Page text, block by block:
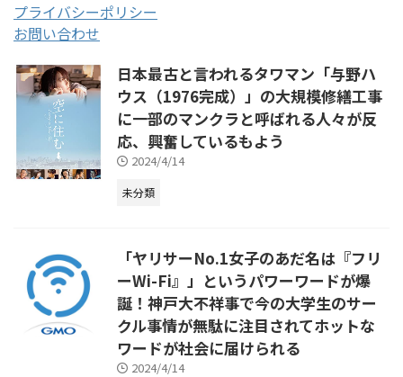
プライバシーポリシー
お問い合わせ
日本最古と言われるタワマン「与野ハ
ウス（1976完成）」の大規模修繕工事
に一部のマンクラと呼ばれる人々が反
応、興奮しているもよう
2024/4/14
未分類
「ヤリサーNo.1女子のあだ名は『フリ
ーWi-Fi』」というパワーワードが爆
誕！神戸大不祥事で今の大学生のサー
クル事情が無駄に注目されてホットな
ワードが社会に届けられる
2024/4/14